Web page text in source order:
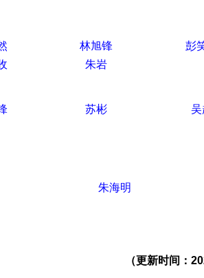
林旭锋
彭
朱岩
苏彬 吴
朱海明
（更新时间：